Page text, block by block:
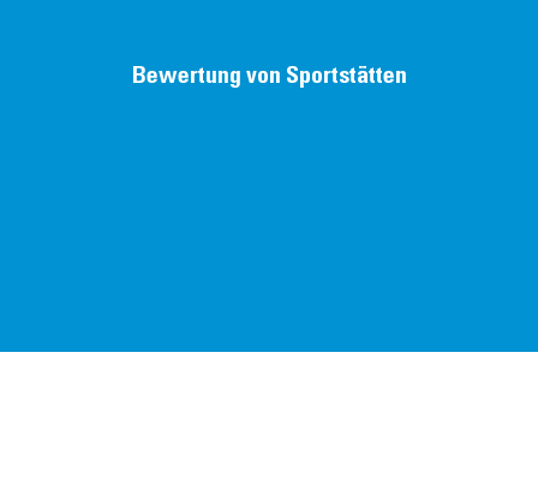
Bewertung von Sportstätten